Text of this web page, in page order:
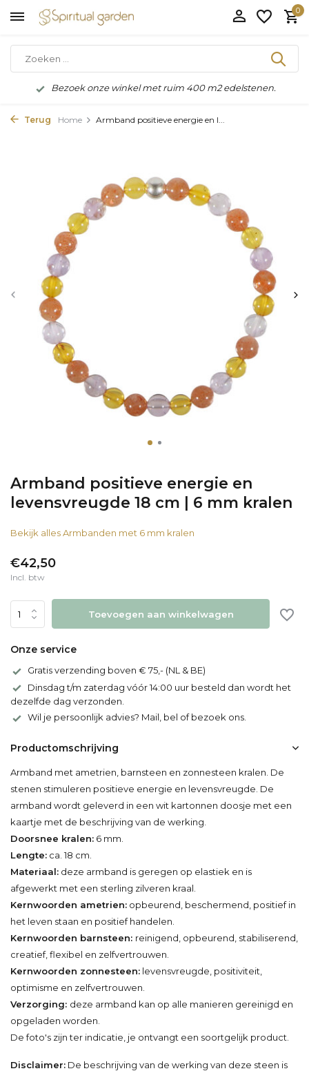
0
Bezoek onze winkel met ruim 400 m2 edelstenen.
Terug Home Armband positieve energie en l...
Armband positieve energie en
levensvreugde 18 cm | 6 mm kralen
Bekijk alles Armbanden met 6 mm kralen
€42,50
Incl. btw
Toevoegen aan winkelwagen
Onze service
Gratis verzending boven € 75,- (NL & BE)
Dinsdag t/m zaterdag vóór 14:00 uur besteld dan wordt het
dezelfde dag verzonden.
Wil je persoonlijk advies? Mail, bel of bezoek ons.
Productomschrijving
Armband met ametrien, barnsteen en zonnesteen kralen. De
stenen stimuleren positieve energie en levensvreugde. De
armband wordt geleverd in een wit kartonnen doosje met een
kaartje met de beschrijving van de werking.
Doorsnee kralen: 6 mm.
Lengte: ca. 18 cm.
Materiaal: deze armband is geregen op elastiek en is
afgewerkt met een sterling zilveren kraal.
Kernwoorden ametrien: opbeurend, beschermend, positief in
het leven staan en positief handelen.
Kernwoorden barnsteen: reinigend, opbeurend, stabiliserend,
creatief, flexibel en zelfvertrouwen.
Kernwoorden zonnesteen: levensvreugde, positiviteit,
optimisme en zelfvertrouwen.
Verzorging: deze armband kan op alle manieren gereinigd en
opgeladen worden.
De foto's zijn ter indicatie, je ontvangt een soortgelijk product.
Disclaimer: De beschrijving van de werking van deze steen is